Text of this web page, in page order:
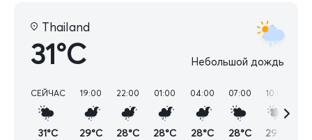
Thailand
31°C Небольшой дождь
СЕЙЧАС
31°C
19:00
29°C
22:00
28°C
01:00
28°C
04:00
28°C
07:00
28°C
10:00
29°C